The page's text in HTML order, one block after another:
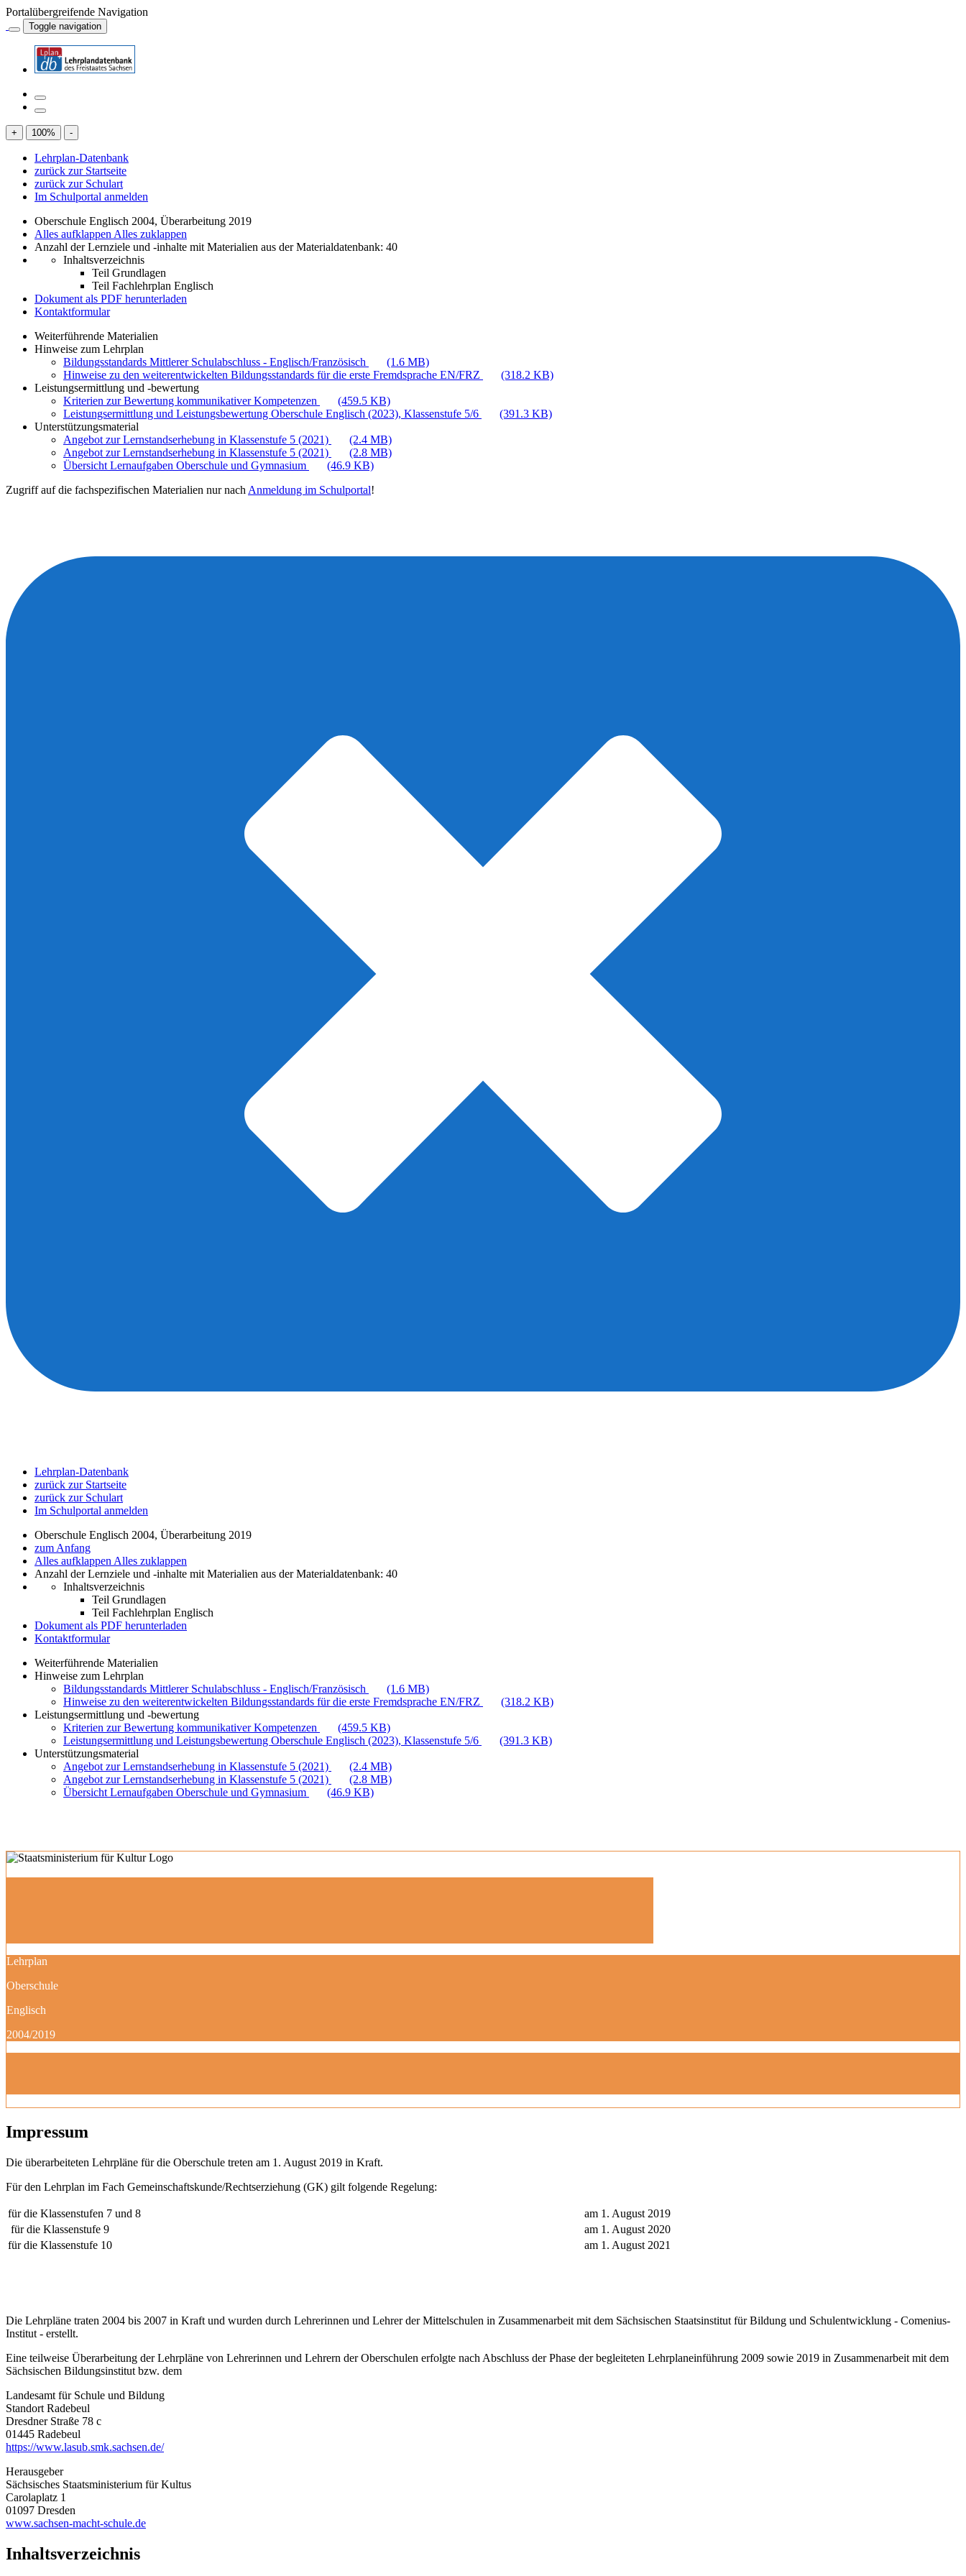
Portalübergreifende Navigation
Toggle navigation
+ 100% -
Lehrplan-Datenbank
zurück zur Startseite
zurück zur Schulart
Im Schulportal anmelden
Oberschule Englisch 2004, Überarbeitung 2019
Alles aufklappen Alles zuklappen
Anzahl der Lernziele und -inhalte mit Materialien aus der Materialdatenbank: 40
Inhaltsverzeichnis
Teil Grundlagen
Teil Fachlehrplan Englisch
Dokument als PDF herunterladen
Kontaktformular
Weiterführende Materialien
Hinweise zum Lehrplan
Bildungsstandards Mittlerer Schulabschluss - Englisch/Französisch
(1.6 MB)
Hinweise zu den weiterentwickelten Bildungsstandards für die erste Fremdsprache EN/FRZ
(318.2 KB)
Leistungsermittlung und -bewertung
Kriterien zur Bewertung kommunikativer Kompetenzen
(459.5 KB)
Leistungsermittlung und Leistungsbewertung Oberschule Englisch (2023), Klassenstufe 5/6
(391.3 KB)
Unterstützungsmaterial
Angebot zur Lernstandserhebung in Klassenstufe 5 (2021)
(2.4 MB)
Angebot zur Lernstandserhebung in Klassenstufe 5 (2021)
(2.8 MB)
Übersicht Lernaufgaben Oberschule und Gymnasium
(46.9 KB)
Zugriff auf die fachspezifischen Materialien nur nach Anmeldung im Schulportal!
Lehrplan-Datenbank
zurück zur Startseite
zurück zur Schulart
Im Schulportal anmelden
Oberschule Englisch 2004, Überarbeitung 2019
zum Anfang
Alles aufklappen Alles zuklappen
Anzahl der Lernziele und -inhalte mit Materialien aus der Materialdatenbank: 40
Inhaltsverzeichnis
Teil Grundlagen
Teil Fachlehrplan Englisch
Dokument als PDF herunterladen
Kontaktformular
Weiterführende Materialien
Hinweise zum Lehrplan
Bildungsstandards Mittlerer Schulabschluss - Englisch/Französisch
(1.6 MB)
Hinweise zu den weiterentwickelten Bildungsstandards für die erste Fremdsprache EN/FRZ
(318.2 KB)
Leistungsermittlung und -bewertung
Kriterien zur Bewertung kommunikativer Kompetenzen
(459.5 KB)
Leistungsermittlung und Leistungsbewertung Oberschule Englisch (2023), Klassenstufe 5/6
(391.3 KB)
Unterstützungsmaterial
Angebot zur Lernstandserhebung in Klassenstufe 5 (2021)
(2.4 MB)
Angebot zur Lernstandserhebung in Klassenstufe 5 (2021)
(2.8 MB)
Übersicht Lernaufgaben Oberschule und Gymnasium
(46.9 KB)
Lehrplan
Oberschule
Englisch
2004/2019
Impressum
Die überarbeiteten Lehrpläne für die Oberschule treten am 1. August 2019 in Kraft.
Für den Lehrplan im Fach Gemeinschaftskunde/Rechtserziehung (GK) gilt folgende Regelung:
für die Klassenstufen 7 und 8
am 1. August 2019
für die Klassenstufe 9
am 1. August 2020
für die Klassenstufe 10
am 1. August 2021
Die Lehrpläne traten 2004 bis 2007 in Kraft und wurden durch Lehrerinnen und Lehrer der Mittelschulen in Zusammenarbeit mit dem Sächsischen Staatsinstitut für Bildung und Schulentwicklung - Comenius-
Institut - erstellt.
Eine teilweise Überarbeitung der Lehrpläne von Lehrerinnen und Lehrern der Oberschulen erfolgte nach Abschluss der Phase der begleiteten Lehrplaneinführung 2009 sowie 2019 in Zusammenarbeit mit dem
Sächsischen Bildungsinstitut bzw. dem
Landesamt für Schule und Bildung
Standort Radebeul
Dresdner Straße 78 c
01445 Radebeul
https://www.lasub.smk.sachsen.de/
Herausgeber
Sächsisches Staatsministerium für Kultus
Carolaplatz 1
01097 Dresden
www.sachsen-macht-schule.de
Inhaltsverzeichnis